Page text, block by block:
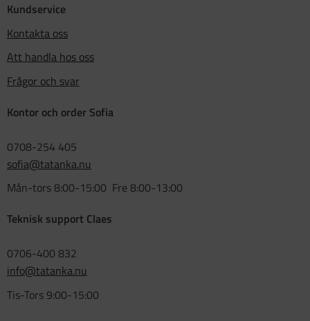
Kundservice
Kontakta oss
Att handla hos oss
Frågor och svar
Kontor och order Sofia
0708-254 405
sofia@tatanka.nu
Mån-tors 8:00-15:00 Fre 8:00-13:00
Teknisk support Claes
0706-400 832
info@tatanka.nu
Tis-Tors 9:00-15:00